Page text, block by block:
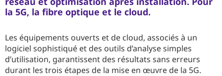
la 5G, la fibre optique et le cloud.
Les équipements ouverts et de cloud, associés à un
logiciel sophistiqué et des outils d’analyse simples
d’utilisation, garantissent des résultats sans erreurs
durant les trois étapes de la mise en œuvre de la 5G.